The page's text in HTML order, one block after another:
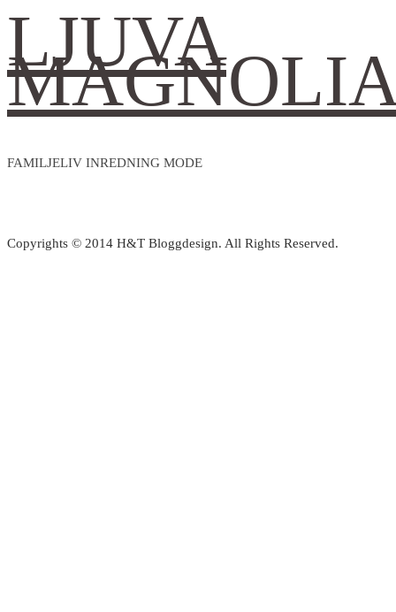
LJUVA
FAMILJELIV INREDNING MODE
Copyrights © 2014 H&T Bloggdesign. All Rights Reserved.